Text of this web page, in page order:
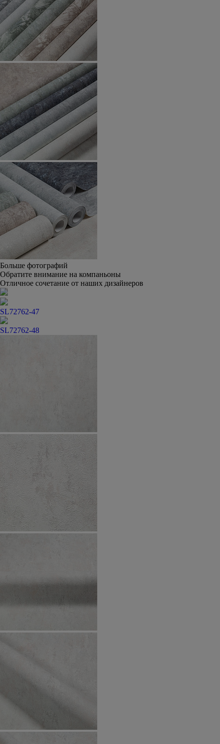
Больше фотографий
Обратите внимание на компаньоны
Отличное сочетание от наших дизайнеров
SL72762-47
SL72762-48